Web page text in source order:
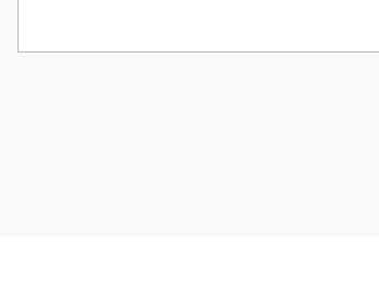
Görüş ve önerileriniz için teşekkür ederiz.